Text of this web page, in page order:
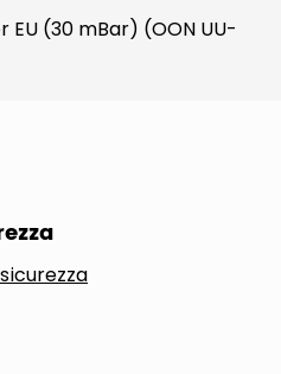
EU (30 mBar) (OON UU-